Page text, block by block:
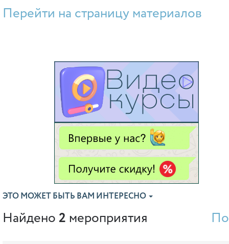
Перейти на страницу материалов
ЭТО МОЖЕТ БЫТЬ ВАМ ИНТЕРЕСНО
Найдено 2 мероприятия